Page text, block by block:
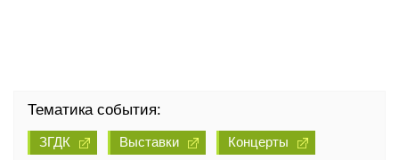
Тематика события:
ЗГДК Выставки Концерты